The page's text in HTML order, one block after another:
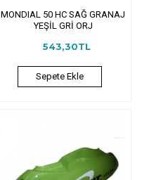
MONDIAL 50 HC SAĞ GRANAJ
YEŞİL GRİ ORJ
543,30TL
Sepete Ekle